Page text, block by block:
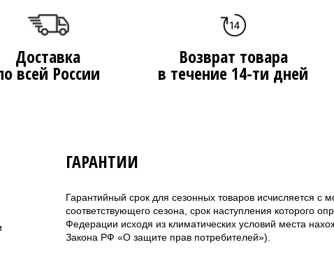
Доставка
всей России
Возврат товара
в течение 14-ти дней
ГАРАНТИИ
Гарантийный срок для сезонных товаров исчисляется с
соответствующего сезона, срок наступления которого
Федерации исходя из климатических условий места
Закона РФ «О защите прав потребителей»).